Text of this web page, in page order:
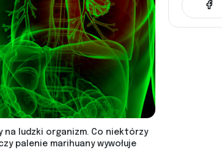
na ludzki organizm. Co niektórzy
palenie marihuany wywołuje